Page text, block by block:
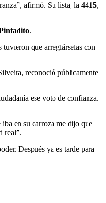
afirmó. Su lista, la 4415,
.
que arreglárselas con
reconoció públicamente
ese voto de confianza.
en su carroza me dijo que
real”.
Después ya es tarde para